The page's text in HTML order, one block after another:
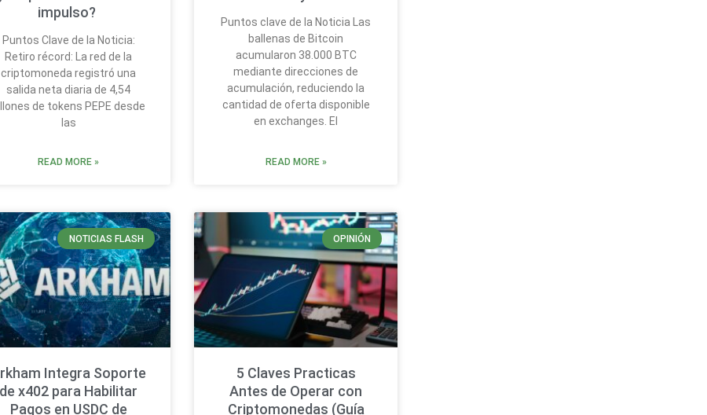
impulso?
Puntos Clave de la Noticia:
Retiro récord: La red de la
criptomoneda registró una
salida neta diaria de 4,54
de tokens PEPE desde
las
READ MORE »
Puntos clave de la Noticia Las
ballenas de Bitcoin
acumularon 38.000 BTC
mediante direcciones de
acumulación, reduciendo la
cantidad de oferta disponible
en exchanges. El
READ MORE »
NOTICIAS FLASH
Integra Soporte
de x402 para Habilitar
Pagos en USDC de
OPINIÓN
5 Claves Practicas
Antes de Operar con
Criptomonedas (Guía